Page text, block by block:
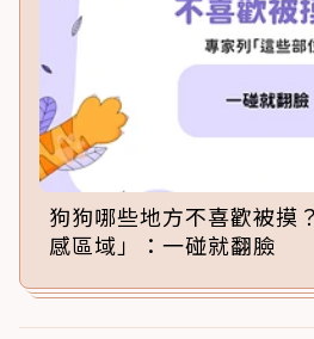
狗狗哪些地方不喜歡被摸
感區域」：一碰就翻臉